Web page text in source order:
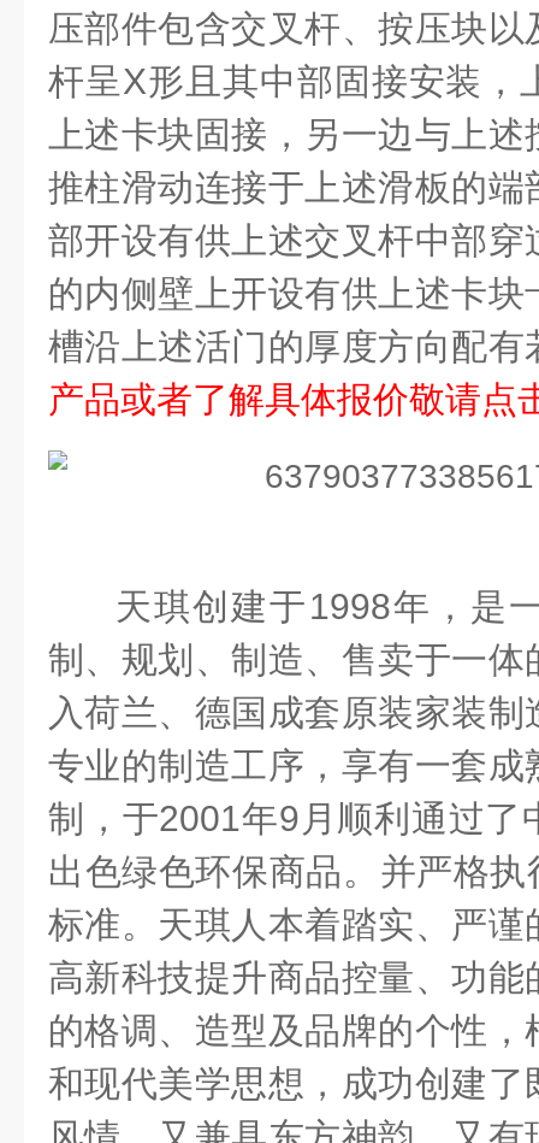
压部件包含交叉杆、按压块
杆呈X形且其中部固接安装，
上述卡块固接，另一边与上
推柱滑动连接于上述滑板的
部开设有供上述交叉杆中部
的内侧壁上开设有供上述卡
槽沿上述活门的厚度方向配有
产品或者了解具体报价敬请
天琪创建于1998年，是
制、规划、制造、售卖于一
入荷兰、德国成套原装家装
专业的制造工序，享有一套
制，于2001年9 月顺利通过了
出色绿色环保商品。并严格执
标准。天琪人本着踏实、严
高新科技提升商品控量、功
的格调、造型及品牌的个性
和现代美学思想，成功创建